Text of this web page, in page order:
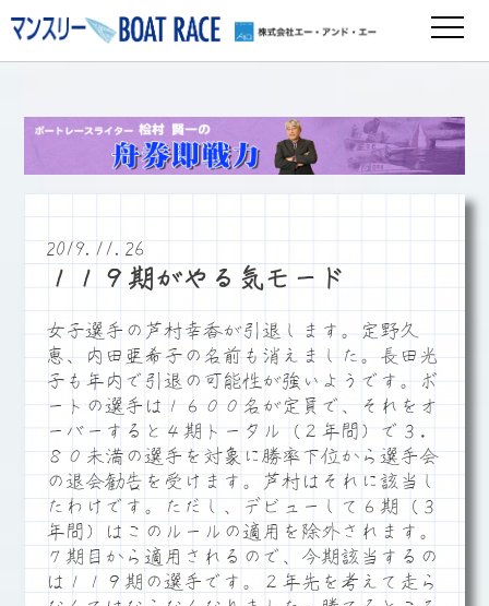
2019.11.26
１１９期がやる気モード
女子選手の芦村幸香が引退します。定野久
恵、内田亜希子の名前も消えました。長田光
子も年内で引退の可能性が強いようです。ボ
ートの選手は１６００名が定員で、それをオ
ーバーすると４期トータル（２年間）で３．
８０未満の選手を対象に勝率下位から選手会
の退会勧告を受けます。芦村はそれに該当し
たわけです。ただし、デビューして６期（３
年間）はこのルールの適用を除外されます。
７期目から適用されるので、今期該当するの
は１１９期の選手です。２年先を考えて走ら